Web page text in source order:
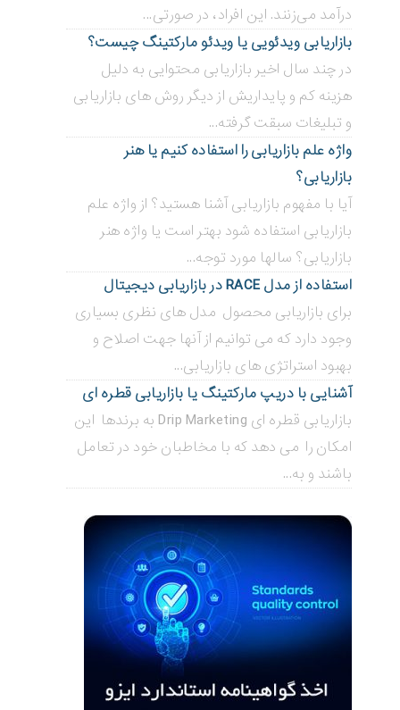
درآمد می‌زنند. این افراد، در صورتی...
بازاریابی ویدئویی ‌یا ویدئو مارکتینگ چیست؟
در چند سال اخیر بازاریابی محتوایی به دلیل
هزینه کم و پایداریش از دیگر روش های بازاریابی
و تبلیغات سبقت گرفته...
واژه علم بازاریابی را استفاده کنیم یا هنر
بازاریابی؟
آیا با مفهوم بازاریابی آشنا هستید؟ از واژه علم
بازاریابی استفاده شود بهتر است یا واژه هنر
بازاریابی؟ سالها مورد توجه...
استفاده از مدل RACE در بازاریابی دیجیتال
برای بازاریابی محصول مدل های نظری بسیاری
وجود دارد که می توانیم از آنها جهت اصلاح و
بهبود استراتژی های بازاریابی...
آشنایی با دریپ مارکتینگ یا بازاریابی قطره ای
بازاریابی قطره ای Drip Marketing به برندها این
امکان را می دهد که با مخاطبان خود در تعامل
باشند و به...